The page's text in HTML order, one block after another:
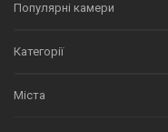
Популярні камери
Категорії
Міста